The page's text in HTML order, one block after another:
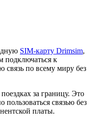
SIM-карту Drimsim,
подключаться к
связь по всему миру без
за границу. Это
связью без
платы.